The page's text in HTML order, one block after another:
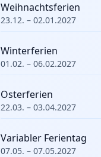
Weihnachtsferien
23.12. – 02.01.2027
Winterferien
01.02. – 06.02.2027
Osterferien
22.03. – 03.04.2027
Variabler Ferientag
07.05. – 07.05.2027